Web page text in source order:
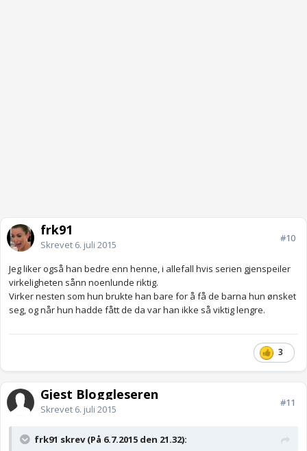
frk91
Skrevet 6. juli 2015
#10
Jeg liker også han bedre enn henne, i allefall hvis serien gjenspeiler
virkeligheten sånn noenlunde riktig.
Virker nesten som hun brukte han bare for å få de barna hun ønsket
seg, og når hun hadde fått de da var han ikke så viktig lengre.
3
Gjest Bloggleseren
Skrevet 6. juli 2015
#11
frk91 skrev (På 6.7.2015 den 21.32):